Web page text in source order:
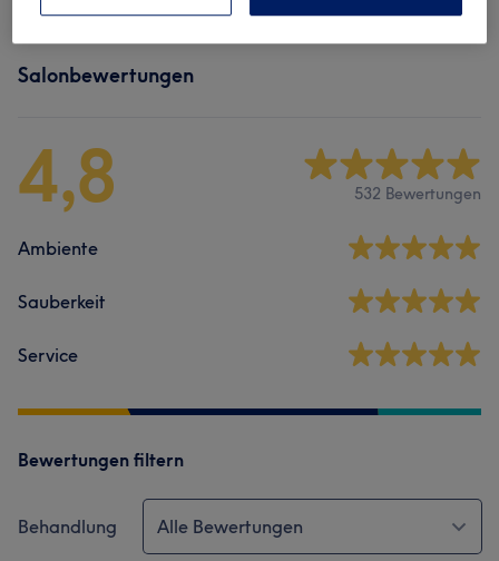
Salonbewertungen
4,8 532 Bewertungen
Ambiente
Sauberkeit
Service
Bewertungen filtern
Behandlung Alle Bewertungen